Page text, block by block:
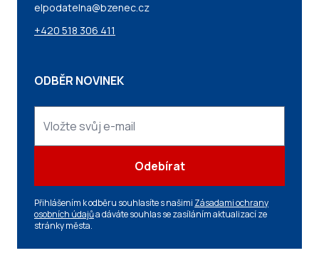
elpodatelna@bzenec.cz
+420 518 306 411
ODBĚR NOVINEK
Odebírat
Přihlášením k odběru souhlasíte s našimi Zásadami ochrany
osobních údajůa dáváte souhlas se zasíláním aktualizací ze
stránky města.